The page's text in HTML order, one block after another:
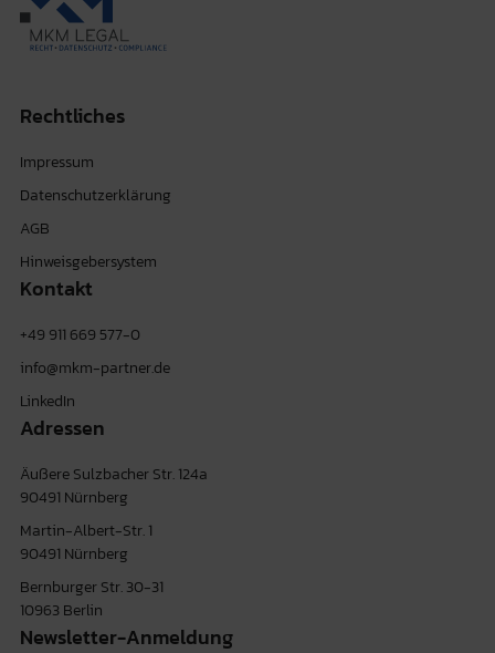
Rechtliches
Impressum
Datenschutzerklärung
AGB
Hinweisgebersystem
Kontakt
+49 911 669 577-0
info@mkm-partner.de
LinkedIn
Adressen
Äußere Sulzbacher Str. 124a
90491 Nürnberg
Martin-Albert-Str. 1
90491 Nürnberg
Bernburger Str. 30-31
10963 Berlin
Newsletter-Anmeldung